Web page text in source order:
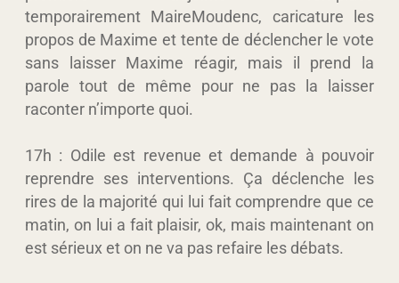
temporairement MaireMoudenc, caricature les
propos de Maxime et tente de déclencher le vote
sans laisser Maxime réagir, mais il prend la
parole tout de même pour ne pas la laisser
raconter n’importe quoi.
17h : Odile est revenue et demande à pouvoir
reprendre ses interventions. Ça déclenche les
rires de la majorité qui lui fait comprendre que ce
matin, on lui a fait plaisir, ok, mais maintenant on
est sérieux et on ne va pas refaire les débats.